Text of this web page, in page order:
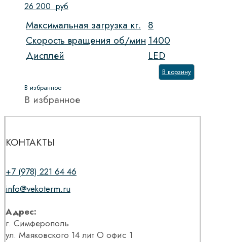
26 200 руб
Максимальная загрузка кг. 8
Скорость вращения об/мин 1400
Дисплей
LED
В корзину
В избранное
В избранное
КОНТАКТЫ
+7 (978) 221 64 46
info@vekoterm.ru
Адрес:
г. Симферополь
ул. Маяковского 14 лит О офис 1